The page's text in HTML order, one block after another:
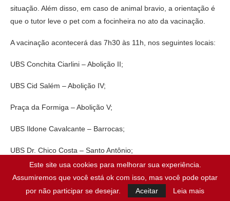
situação. Além disso, em caso de animal bravio, a orientação é
que o tutor leve o pet com a focinheira no ato da vacinação.
A vacinação acontecerá das 7h30 às 11h, nos seguintes locais:
UBS Conchita Ciarlini – Abolição II;
UBS Cid Salém – Abolição IV;
Praça da Formiga – Abolição V;
UBS Ildone Cavalcante – Barrocas;
UBS Dr. Chico Costa – Santo Antônio;
UBS Joaquim Saldanha – Santo Antônio;
UBS Sueldo Câmara – Aeroporto;
Este site usa cookies para melhorar sua experiência.
Assumiremos que você está ok com isso, mas você pode optar
por não participar se desejar.
Aceitar Leia mais